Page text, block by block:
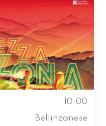
10.00
Bellinzonese